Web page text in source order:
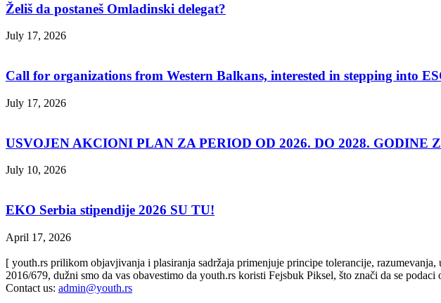
Želiš da postaneš Omladinski delegat?
July 17, 2026
Call for organizations from Western Balkans, interested in stepping into
July 17, 2026
USVOJEN AKCIONI PLAN ZA PERIOD OD 2026. DO 2028. GODINE
July 10, 2026
EKO Serbia stipendije 2026 SU TU!
April 17, 2026
[ youth.rs prilikom objavjivanja i plasiranja sadržaja primenjuje principe tolerancije,
2016/679, dužni smo da vas obavestimo da youth.rs koristi Fejsbuk Piksel, što znači da se
Contact us: admin@youth.rs